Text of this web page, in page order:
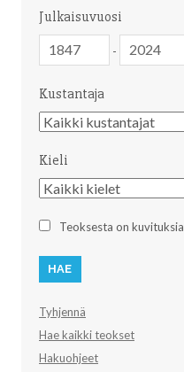
Julkaisuvuosi
-
Kustantaja
Kustantaja
Kieli
Kieli
Teoksesta on kuvituksia
Tyhjennä
Hae kaikki teokset
Hakuohjeet